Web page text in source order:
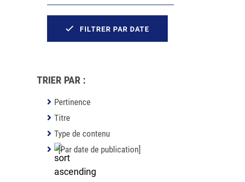
FILTRER PAR DATE
TRIER PAR :
Pertinence
Titre
Type de contenu
[Par date de publication]